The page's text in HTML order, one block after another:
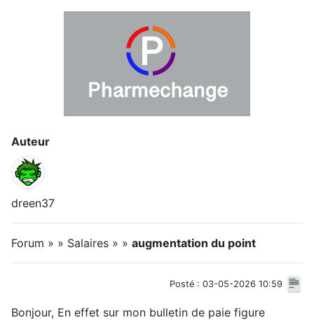
Auteur
dreen37
Forum » » Salaires » » augmentation du point
Posté : 03-05-2026 10:59
Bonjour, En effet sur mon bulletin de paie figure